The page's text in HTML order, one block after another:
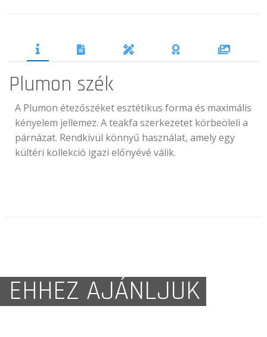
Plumon szék
A Plumon étezőszéket esztétikus forma és maximális
kényelem jellemez. A teakfa szerkezetet körbeöleli a
párnázat. Rendkívül könnyű használat, amely egy
kültéri kollekció igazi előnyévé válik.
EHHEZ AJÁNLJUK